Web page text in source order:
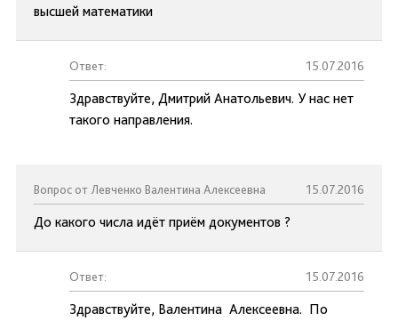
высшей математики
Ответ: 15.07.2016
Здравствуйте, Дмитрий Анатольевич. У нас нет
такого направления.
Вопрос от Левченко Валентина Алексеевна 15.07.2016
До какого числа идёт приём документов ?
Ответ: 15.07.2016
Здравствуйте, Валентина Алексеевна. По